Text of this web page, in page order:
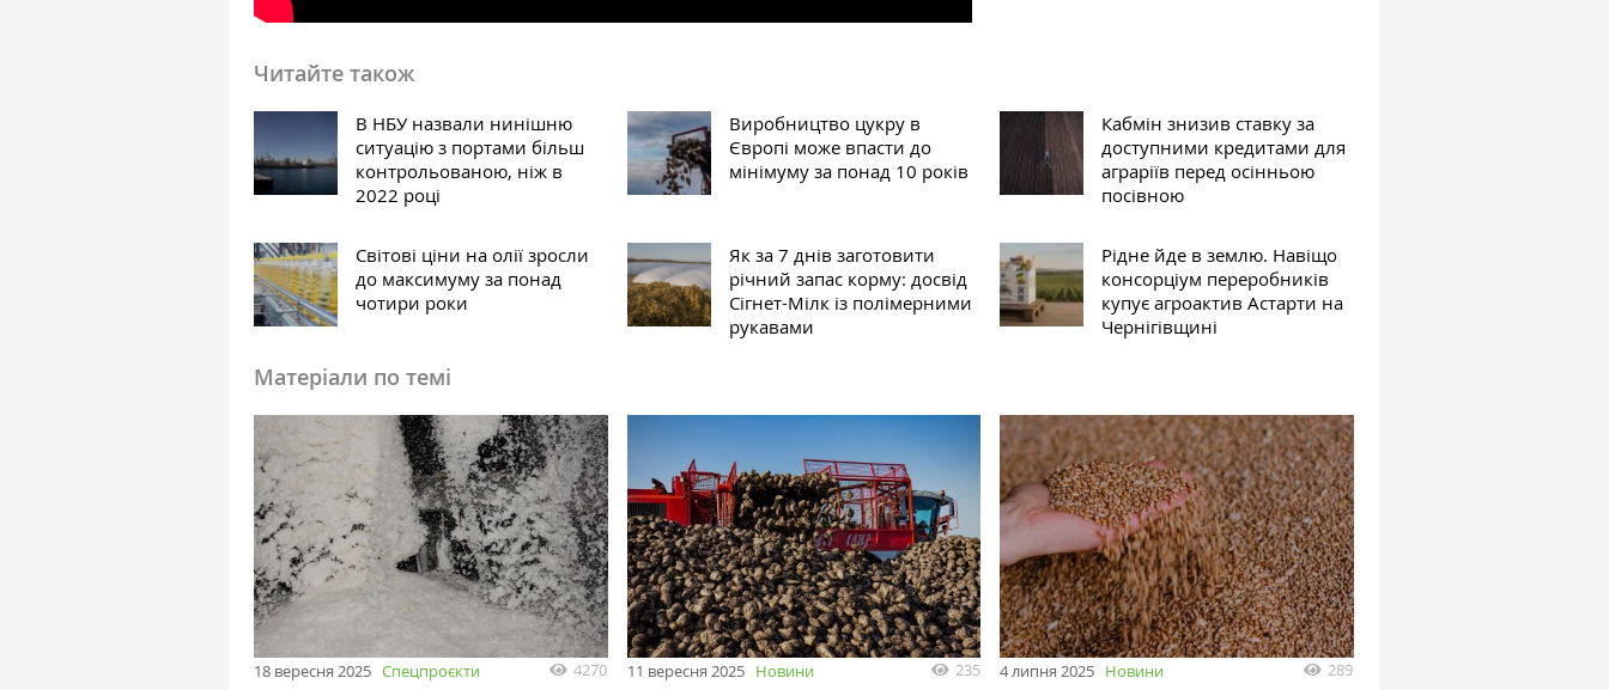
Читайте також
В НБУ назвали нинішню
ситуацію з портами більш
контрольованою, ніж в
2022 році
Виробництво цукру в
Європі може впасти до
мінімуму за понад 10 років
Кабмін знизив ставку за
доступними кредитами для
аграріїв перед осінньою
посівною
Світові ціни на олії зросли
до максимуму за понад
чотири роки
Як за 7 днів заготовити
річний запас корму: досвід
Сігнет-Мілк із полімерними
рукавами
Рідне йде в землю. Навіщо
консорціум переробників
купує агроактив Астарти на
Чернігівщині
Матеріали по темі
18 вересня 2025 Спецпроєкти 4270 11 вересня 2025 Новини 235 4 липня 2025 Новини 289